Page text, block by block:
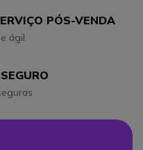
PÓS-VENDA
ágil